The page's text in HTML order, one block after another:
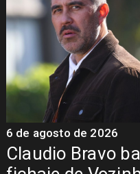
Claudio Bravo
6 de agosto de 2026